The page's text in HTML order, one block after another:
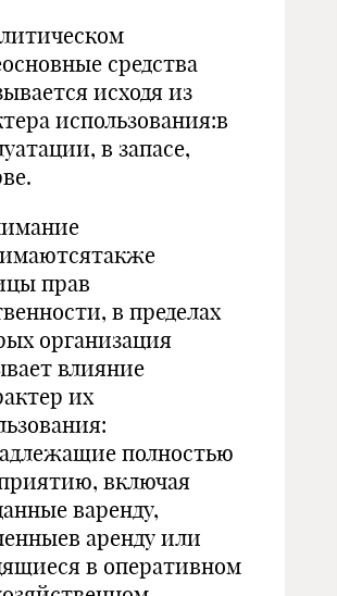
средства
исходя из
использования:в
в запасе,
прав
в пределах
организация
влияние
их
полностью
включая
варенду,
аренду или
в оперативном